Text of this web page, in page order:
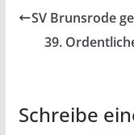
SV Brunsrode
39.
Schreibe